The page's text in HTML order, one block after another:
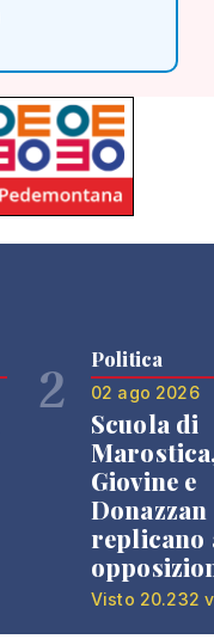
2 Politica
02 ago 2026
Scuola di
Giovine e
Donazzan
replicano
Visto 20.232